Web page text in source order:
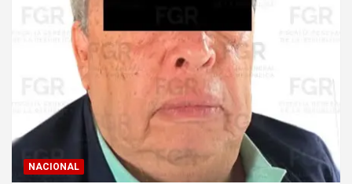
NACIONAL